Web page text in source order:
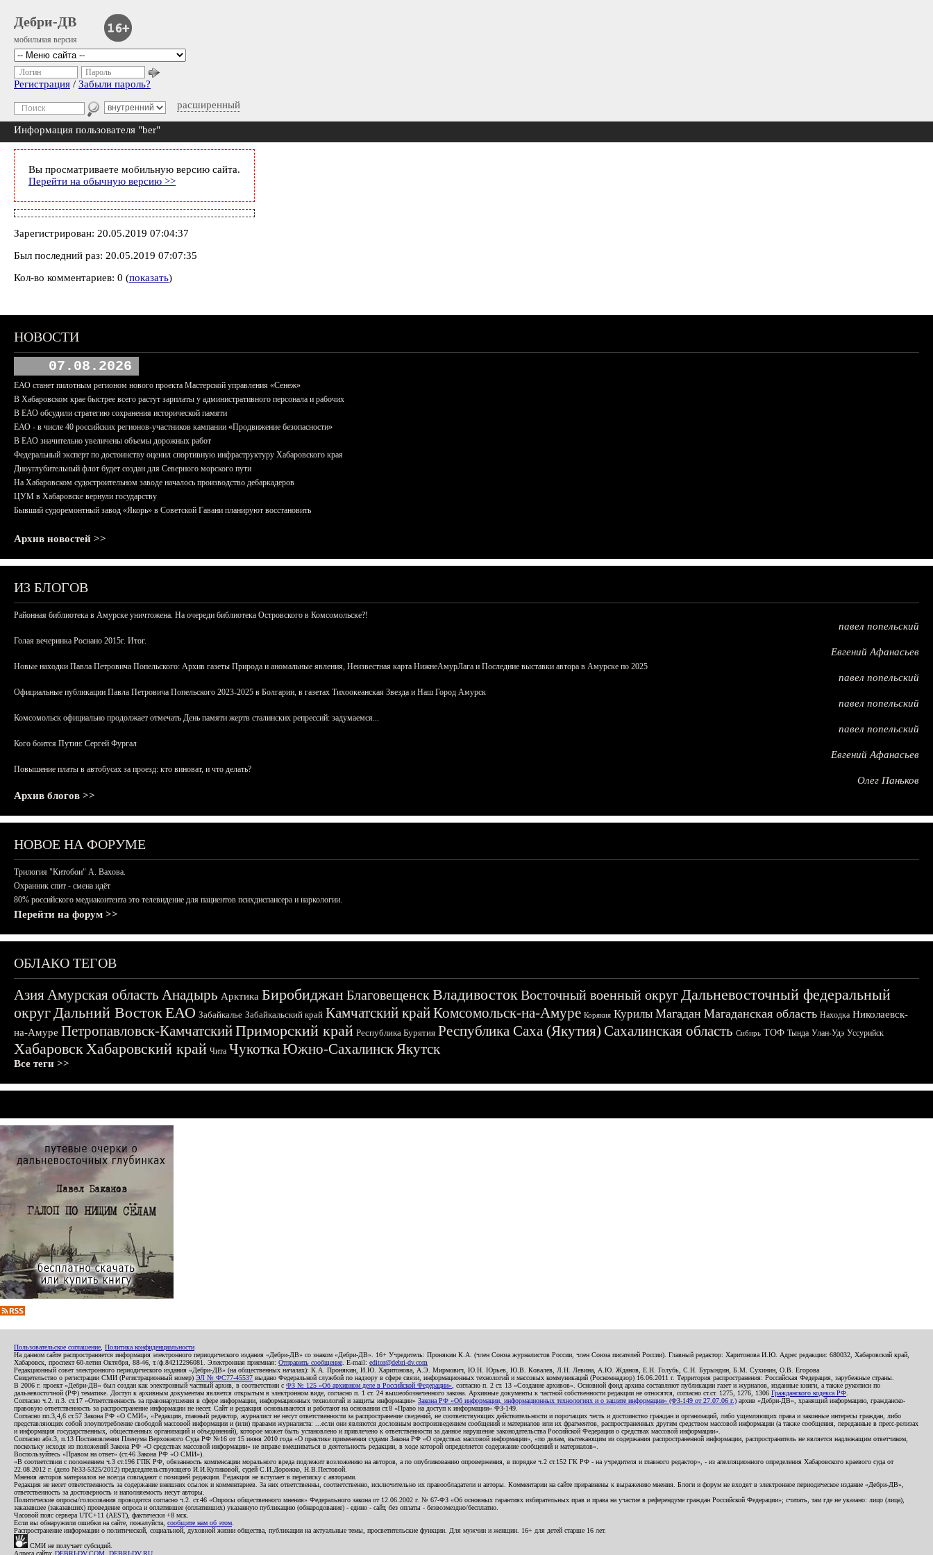
Дебри-ДВ
мобильная версия
расширенный
Логин Пароль
Регистрация / Забыли пароль?
Информация пользователя "ber"
Вы просматриваете мобильную версию сайта.
Перейти на обычную версию >>
Зарегистрирован: 20.05.2019 07:04:37
Был последний раз: 20.05.2019 07:07:35
Кол-во комментариев: 0 (показать)
НОВОСТИ
07.08.2026
ЕАО станет пилотным регионом нового проекта Мастерской управления «Сенеж»
В Хабаровском крае быстрее всего растут зарплаты у административного персонала и рабочих
В ЕАО обсудили стратегию сохранения исторической памяти
ЕАО - в числе 40 российских регионов-участников кампании «Продвижение безопасности»
В ЕАО значительно увеличены объемы дорожных работ
Федеральный эксперт по достоинству оценил спортивную инфраструктуру Хабаровского края
Дноуглубительный флот будет создан для Северного морского пути
На Хабаровском судостроительном заводе началось производство дебаркадеров
ЦУМ в Хабаровске вернули государству
Бывший судоремонтный завод «Якорь» в Советской Гавани планируют восстановить
Архив новостей >>
ИЗ БЛОГОВ
Районная библиотека в Амурске уничтожена. На очереди библиотека Островского в Комсомольске?!
павел попельский
Голая вечеринка Роснано 2015г. Итог.
Евгений Афанасьев
Новые находки Павла Петровича Попельского: Архив газеты Природа и аномальные явления, Неизвестная карта НижнеАмурЛага и Последние выставки автора в Амурске по 2025
павел попельский
Официальные публикации Павла Петровича Попельского 2023-2025 в Болгарии, в газетах Тихоокеанская Звезда и Наш Город Амурск
павел попельский
Комсомольск официально продолжает отмечать День памяти жертв сталинских репрессий: задумаемся...
павел попельский
Кого боится Путин: Сергей Фургал
Евгений Афанасьев
Повышение платы в автобусах за проезд: кто виноват, и что делать?
Олег Паньков
Архив блогов >>
НОВОЕ НА ФОРУМЕ
Трилогия "Китобои" А. Вахова.
Охранник спит - смена идёт
80% российского медиаконтента это телевидение для пациентов психдиспансера и наркологии.
Перейти на форум >>
ОБЛАКО ТЕГОВ
АзияАмурская область Анадырь Арктика БиробиджанБлаговещенскВладивостокВосточный военный округДальневосточный федеральный
округДальний ВостокЕАО Забайкалье Забайкальский край Камчатский крайКомсомольск-на-Амуре Корякия Курилы Магадан Магаданская область Находка Николаевск-
на-Амуре Петропавловск-КамчатскийПриморский край Республика Бурятия Республика Саха (Якутия) Сахалинская область Сибирь ТОФ Тында Улан-Удэ Уссурийск
ХабаровскХабаровский край Чита ЧукоткаЮжно-СахалинскЯкутск
Все теги >>
Пользовательское соглашение Политика конфиденциальности
На данном сайте распространяется информация электронного периодического издания «Дебри-ДВ» со знаком «Дебри-ДВ». 16+ Учредитель: Пронякин К.А. (член Союза журналистов России, член Союза писателей России). Главный редактор: Харитонова И.Ю. Адрес редакции: 680032, Хабаровский край,
Хабаровск, проспект 60-летия Октября, 88-46, т./ф.84212296081. Электронная приемная: Отправить сообщение . E-mail: editor@debri-dv.com
Редакционный совет электронного периодического издания «Дебри-ДВ» (на общественных началах): К.А. Пронякин, И.Ю. Харитонова, А.Э. Мирмович, Ю.Н. Юрьев, Ю.В. Ковалев, Л.Н. Левина, А.Ю. Жданов, Е.Н. Голубь, С.Н. Бурындин, Б.М. Сухинин, О.В. Егорова
Свидетельство о регистрации СМИ (Регистрационный номер) ЭЛ № ФС77-45537 выдано Федеральной службой по надзору в сфере связи, информационных технологий и массовых коммуникаций (Роскомнадзор) 16.06.2011 г. Территория распространения: Российская Федерация, зарубежные страны.
В 2006 г. проект «Дебри-ДВ» был создан как электронный частный архив, в соответствии с ФЗ № 125 «Об архивном деле в Российской Федерации» , согласно п. 2 ст. 13 «Создание архивов». Основной фонд архива составляют публикации газет и журналов, изданные книги, а также рукописи по
дальневосточной (РФ) тематике. Доступ к архивным документам является открытым в электронном виде, согласно п. 1 ст. 24 вышеобозначенного закона. Архивные документы к частной собственности редакции не относятся, согласно ст.ст. 1275, 1276, 1306 Гражданского кодекса РФ
Согласно ч.2. п.3. ст.17 «Ответственность за правонарушения в сфере информации, информационных технологий и защиты информации» Закона РФ «Об информации, информационных технологиях и о защите информации» (ФЗ-149 от 27.07.06 г.) архив «Дебри-ДВ», хранящий информацию, гражданско-
правовую ответственность за распространение информации не несет. Сайт и редакция основываются и работают на основании ст.8 «Право на доступ к информации» ФЗ-149.
Согласно пп.3,4,6 ст.57 Закона РФ «О СМИ», «Редакция, главный редактор, журналист не несут ответственности за распространение сведений, не соответствующих действительности и порочащих честь и достоинство граждан и организаций, либо ущемляющих права и законные интересы граждан, либо
представляющих собой злоупотребление свободой массовой информации и (или) правами журналиста: ...если они являются дословным воспроизведением сообщений и материалов или их фрагментов, распространенных другим средством массовой информации (а также сообщения, переданные в пресс-релизах
и информация государственных, общественных организаций и объединений), которое может быть установлено и привлечено к ответственности за данное нарушение законодательства Российской Федерации о средствах массовой информации».
Согласно абз.3, п.13 Постановления Пленума Верховного Суда РФ №16 от 15 июня 2010 года «О практике применения судами Закона РФ «О средствах массовой информации», «по делам, вытекающим из содержания распространенной информации, распространитель не является надлежащим ответчиком,
поскольку исходя из положений Закона РФ «О средствах массовой информации» не вправе вмешиваться в деятельность редакции, в ходе которой определяется содержание сообщений и материалов».
Воспользуйтесь «Правом на ответ» (ст.46 Закона РФ «О СМИ»).
«В соответствии с положением ч.3 ст.196 ГПК РФ, обязанность компенсации морального вреда подлежит возложению на авторов, а по опубликованию опровержения, в порядке ч.2 ст.152 ГК РФ - на учредителя и главного редактор», - из апелляционного определения Хабаровского краевого суда от
22.08.2012 г. (дело №33-5325/2012) председательствующего И.И.Куликовой, судей С.И.Дорожко, Н.В.Пестовой.
Мнения авторов материалов не всегда совпадают с позицией редакции. Редакция не вступает в переписку с авторами.
Редакция не несет ответственность за содержание внешних ссылок и комментариев. За них ответственны, соответственно, исключительно их правообладатели и авторы. Комментарии на сайте приравнены к выражению мнения. Блоги и форум не входят в электронное периодическое издание «Дебри-ДВ»,
ответственность за достоверность и наполняемость несут авторы.
Политические опросы/голосования проводятся согласно ч.2. ст.46 «Опросы общественного мнения» Федерального закона от 12.06.2002 г. № 67-ФЗ «Об основных гарантиях избирательных прав и права на участие в референдуме граждан Российской Федерации»; считать, там где не указано: лицо (лица),
заказавшее (заказавших) проведение опроса и оплатившее (оплативших) указанную публикацию (обнародование) - едино - сайт, без оплаты - безвозмездно/бесплатно.
Часовой пояс сервера UTC+11 (AEST), фактически +8 мск.
Если вы обнаружили ошибки на сайте, пожалуйста, сообщите нам об этом
Распространение информации о политической, социальной, духовной жизни общества, публикации на актуальные темы, просветительские функции. Для мужчин и женщин. 16+ для детей старше 16 лет.
СМИ не получает субсидий.
Адреса сайта: DEBRI-DV.COM DEBRI-DV.RU